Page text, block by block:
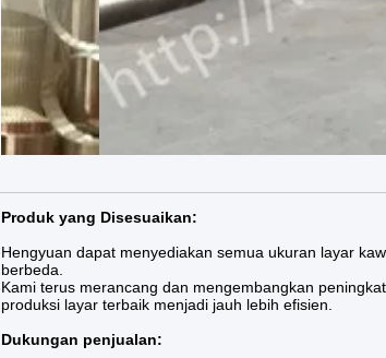
Produk yang Disesuaikan:
Hengyuan dapat menyediakan semua ukuran layar
berbeda.
Kami terus merancang dan mengembangkan
produksi layar terbaik menjadi jauh lebih efisien.
Dukungan penjualan: